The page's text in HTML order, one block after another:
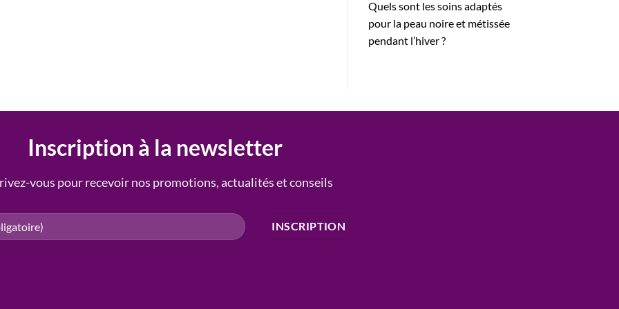
Quels sont les soins adaptés
pour la peau noire et métissée
pendant l’hiver ?
Inscription à la newsletter
vous pour recevoir nos promotions, actualités et conseils